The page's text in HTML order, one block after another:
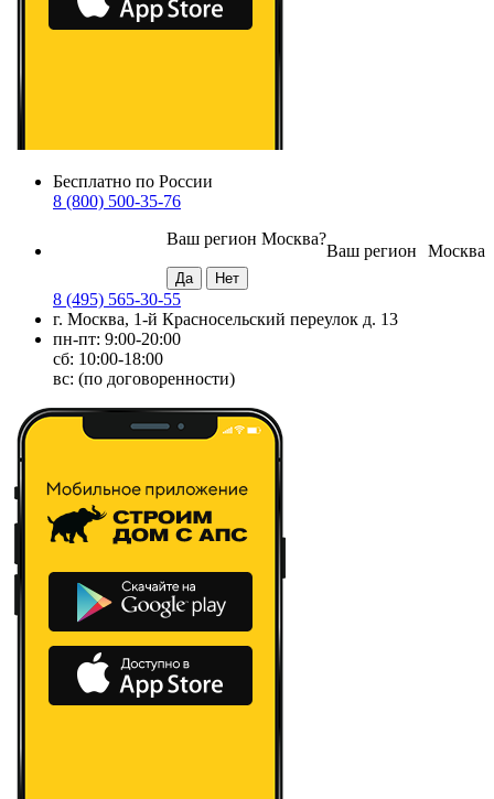
Бесплатно по России
8 (800) 500-35-76
Москва
Ваш регион
Ваш регион Москва?
8 (495) 565-30-55
г. Москва, 1-й Красносельский переулок д. 13
пн-пт: 9:00-20:00
сб: 10:00-18:00
вс: (по договоренности)